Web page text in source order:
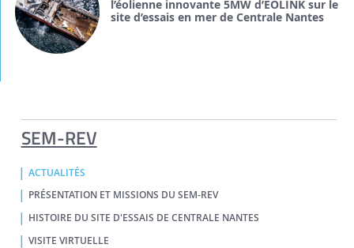
SEM-REV
ACTUALITÉS
PRÉSENTATION ET MISSIONS DU SEM-REV
HISTOIRE DU SITE D'ESSAIS DE CENTRALE NANTES
VISITE VIRTUELLE
l’éolienne innovante 5MW d’EOLINK sur le
site d’essais en mer de Centrale Nantes